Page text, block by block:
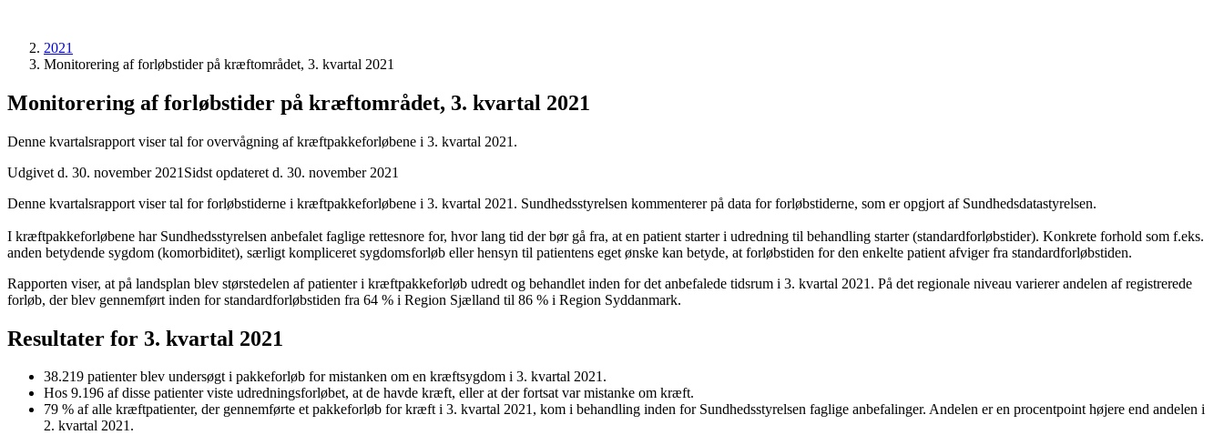
2021
Monitorering af forløbstider på kræftområdet, 3. kvartal 2021
Monitorering af forløbstider på kræftområdet, 3. kvartal 2021
Denne kvartalsrapport viser tal for overvågning af kræftpakkeforløbene i 3. kvartal 2021.
Udgivet d. 30. november 2021 Sidst opdateret d. 30. november 2021
Denne kvartalsrapport viser tal for forløbstiderne i kræftpakkeforløbene i 3. kvartal 2021. Sundhedsstyrelsen kommenterer på data for forløbstiderne, som er opgjort af Sundhedsdatastyrelsen.
I kræftpakkeforløbene har Sundhedsstyrelsen anbefalet faglige rettesnore for, hvor lang tid der bør gå fra, at en patient starter i udredning til behandling starter (standardforløbstider). Konkrete forhold som f.eks.
anden betydende sygdom (komorbiditet), særligt kompliceret sygdomsforløb eller hensyn til patientens eget ønske kan betyde, at forløbstiden for den enkelte patient afviger fra standardforløbstiden.
Rapporten viser, at på landsplan blev størstedelen af patienter i kræftpakkeforløb udredt og behandlet inden for det anbefalede tidsrum i 3. kvartal 2021. På det regionale niveau varierer andelen af registrerede
forløb, der blev gennemført inden for standardforløbstiden fra 64 % i Region Sjælland til 86 % i Region Syddanmark.
Resultater for 3. kvartal 2021
38.219 patienter blev undersøgt i pakkeforløb for mistanken om en kræftsygdom i 3. kvartal 2021.
Hos 9.196 af disse patienter viste udredningsforløbet, at de havde kræft, eller at der fortsat var mistanke om kræft.
79 % af alle kræftpatienter, der gennemførte et pakkeforløb for kræft i 3. kvartal 2021, kom i behandling inden for Sundhedsstyrelsen faglige anbefalinger. Andelen er en procentpoint højere end andelen i
2. kvartal 2021.